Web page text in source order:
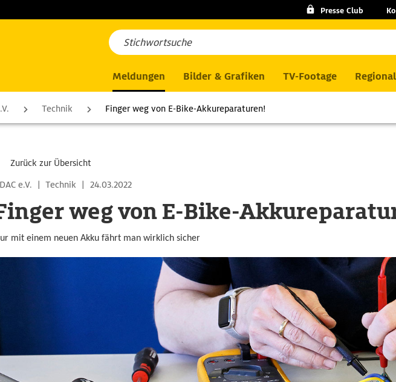
Presse Club
Meldungen Bilder & Grafiken TV-Footage
Technik Finger weg von E-Bike-Akkureparaturen!
Zurück zur Übersicht
e.V.
| Technik | 24.03.2022
weg von E-Bike-
mit einem neuen Akku fährt man wirklich sicher